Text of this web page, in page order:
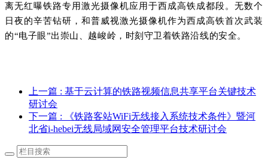
离无红曝铁路专用激光摄像机应用于西成高铁成都段。无数个
日夜的辛苦钻研，和普威视激光摄像机作为西成高铁首次武装
的“电子眼”出崇山、越峻岭，时刻守卫着铁路沿线的安全。
上一篇 : 基于云计算的铁路视频信息共享平台关键技术
研讨会
下一篇 : 《铁路客站WiFi无线接入系统技术条件》暨河
北省i-hebei无线局域网安全管理平台技术研讨会